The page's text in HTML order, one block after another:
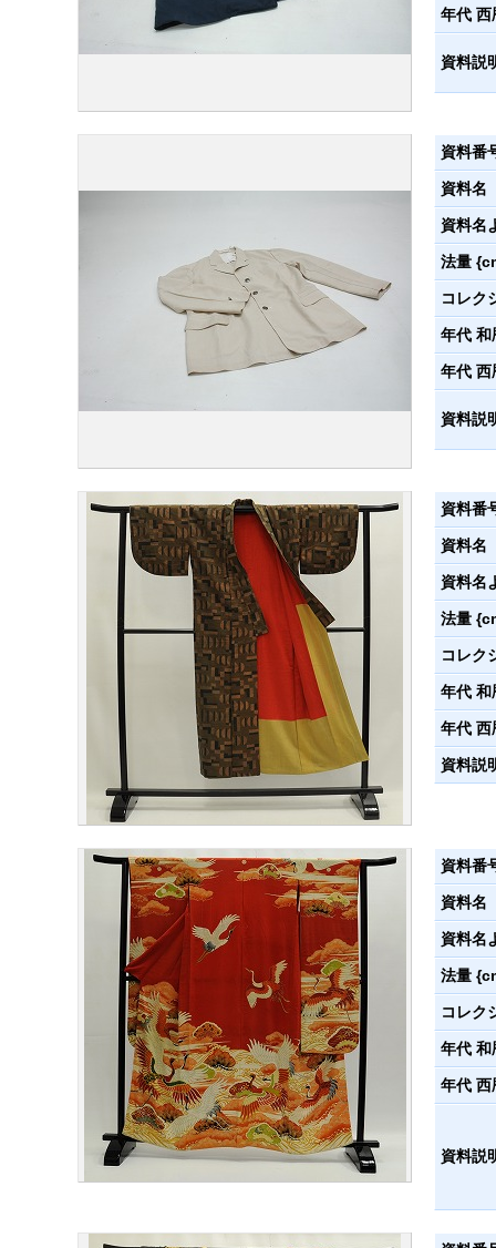
年代 西
資料説
資料番
資料名
資料名
法量
コレク
年代 和
年代 西
資料説
資料番
資料名
資料名
法量
コレク
年代 和
年代 西
資料説
資料番
資料名
資料名
法量
コレク
年代 和
年代 西
資料説